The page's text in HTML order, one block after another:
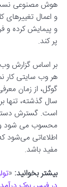
هوش مصنوعی
و اعمال تغییرهای
و پیمایش کرده و
پر کند.
بر اساس گزارش
هر وب سایتی کار
گوگل، از زمان
سال گذشته، تنها
است. گسترش
محسوب می شود و
اطلاعاتی می‌شود
مفید باشد.
بیشتر بخوانید: «